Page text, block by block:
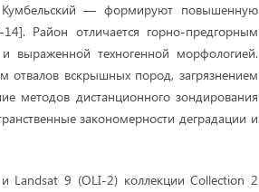
— формируют повышенную
Район отличается горно-предгорным
техногенной морфологией.
отвалов вскрышных пород, загрязнением
методов дистанционного зондирования
закономерности деградации и
Landsat 9 (OLI-2) коллекции Collection 2